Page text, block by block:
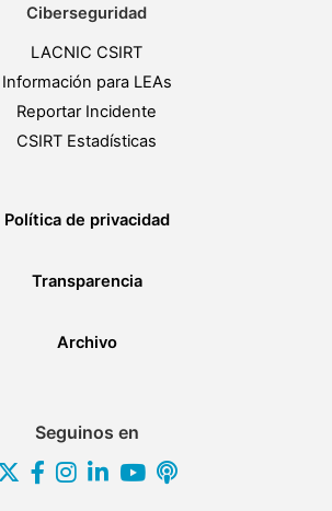
Ciberseguridad
LACNIC CSIRT
Información para LEAs
Reportar Incidente
CSIRT Estadísticas
Política de privacidad
Transparencia
Archivo
Seguinos en